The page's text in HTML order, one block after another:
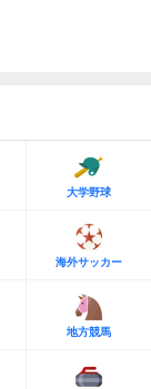
大学野球
海外サッカー
地方競馬